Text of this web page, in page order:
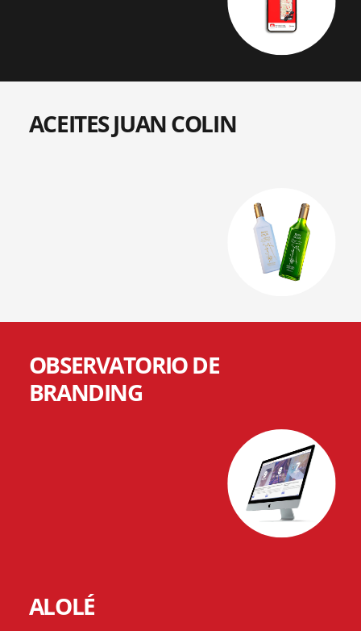
ACEITES JUAN COLIN
OBSERVATORIO DE
BRANDING
ALOLÉ